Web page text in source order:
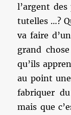
l’argent
tutelles …?
va faire
grand
qu’ils
au point
fabriquer
mais que